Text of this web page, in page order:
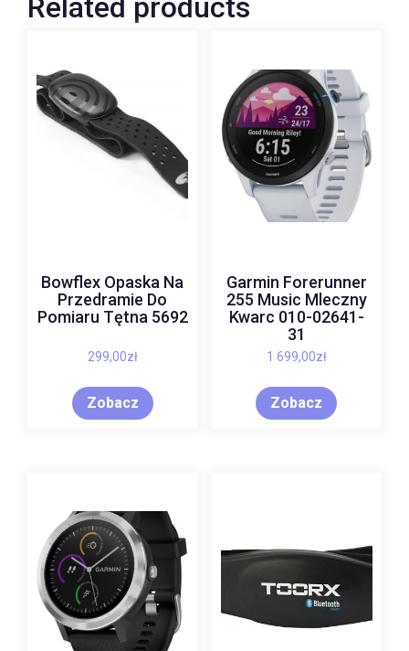
Related products
Bowflex Opaska Na
Przedramie Do
Pomiaru Tętna 5692
299,00zł
Zobacz
Garmin Forerunner
255 Music Mleczny
Kwarc 010-02641-
31
1 699,00zł
Zobacz